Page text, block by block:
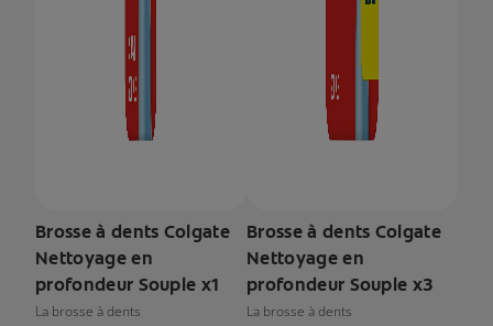
Brosse à dents Colgate
Nettoyage en
profondeur Souple x1
La brosse à dents
Brosse à dents Colgate
Nettoyage en
profondeur Souple x3
La brosse à dents